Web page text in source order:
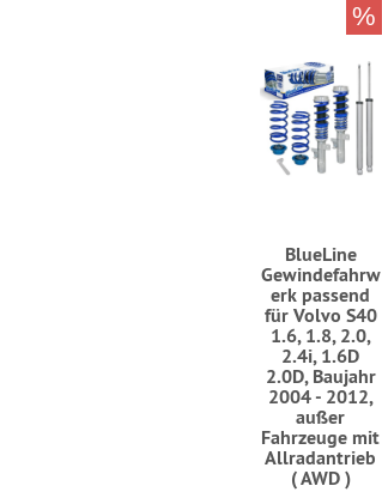
BlueLine
Gewindefahrw
erk passend
für Volvo S40
1.6, 1.8, 2.0,
2.4i, 1.6D
2.0D, Baujahr
2004 - 2012,
außer
Fahrzeuge mit
Allradantrieb
( AWD )
%